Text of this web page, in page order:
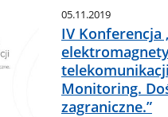
05.11.2019
IV Konferencja
Monitoring.
zagraniczne.”